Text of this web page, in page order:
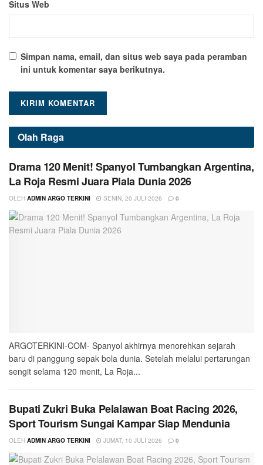
Situs Web
Simpan nama, email, dan situs web saya pada peramban
ini untuk komentar saya berikutnya.
Olah Raga
Drama 120 Menit! Spanyol Tumbangkan Argentina,
La Roja Resmi Juara Piala Dunia 2026
OLEH ADMIN ARGO TERKINI SENIN, 20 JULI 2026 0
ARGOTERKINI-COM- Spanyol akhirnya menorehkan sejarah
baru di panggung sepak bola dunia. Setelah melalui pertarungan
sengit selama 120 menit, La Roja...
Bupati Zukri Buka Pelalawan Boat Racing 2026,
Sport Tourism Sungai Kampar Siap Mendunia
OLEH ADMIN ARGO TERKINI JUMAT, 10 JULI 2026 0